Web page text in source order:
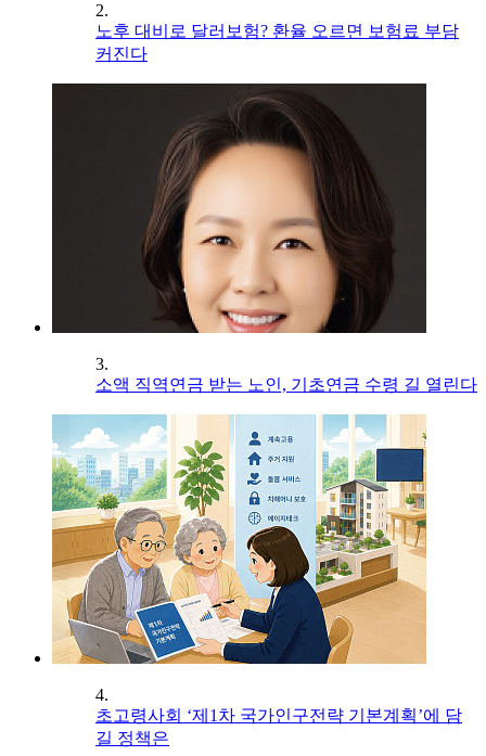
2.
노후 대비로 달러보험? 환율 오르면 보험료 부담
커진다
3.
소액 직역연금 받는 노인, 기초연금 수령 길 열린다
4.
초고령사회 ‘제1차 국가인구전략 기본계획’에 담
길 정책은